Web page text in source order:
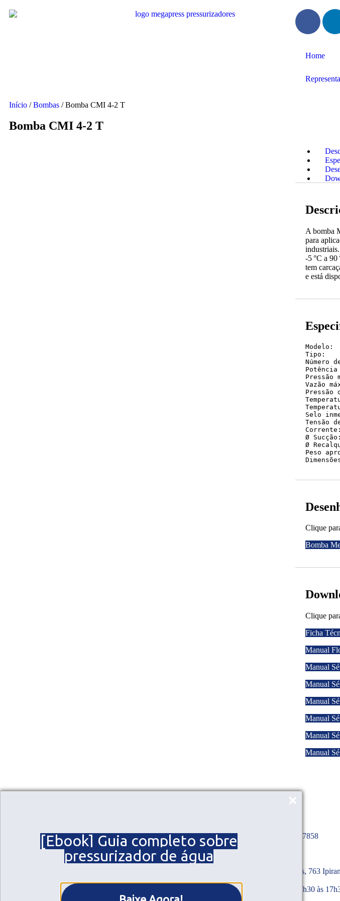
[Ebook] Guia completo sobre
pressurizador de água
Home
Início /Bombas / Bomba CMI 4-2 T
Bomba CMI 4-2 T
A bomba
para
-5 °C a 90
tem
e está
Modelo:				CMI 4-2T
Tipo:				Multiestágio
Número
Potência
Pressão
Vazão máxima:
Pressão de
Selo inmetro:
Tensão de
Corrente:			15,4 A / 8,9 A
Ø Sucção:			1 1/4” BSP (conexão fêmea)
Ø Recalque:			1”BSP
Peso
Clique
Bomba
Clique
Ficha
Manual
Manual
Manual
Manual
Manual
Manual
Manual
ASSIST. TÉCNICA: (11) 91313-7858
Rua Mil Oitocentos e Vinte e Dois, 763
– SP, CEP 04216-001
Horário de funcionamento: das 07h30 às
– De segunda a sexta-feira